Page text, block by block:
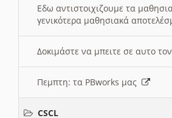
Εδω αντιστοιχιζουμε τα
γενικότερα μαθησιακά
Δοκιμάστε να μπειτε σε αυτο
Πεμπτη: τα PBworks μας
CSCL